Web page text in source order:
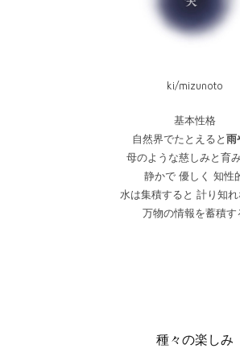
ki/mizunoto
基本性格
自然界でたとえると雨
母のような慈しみと育
静かで 優しく 知性
水は集積すると 計り知れ
万物の情報を蓄積す
種々の楽しみ